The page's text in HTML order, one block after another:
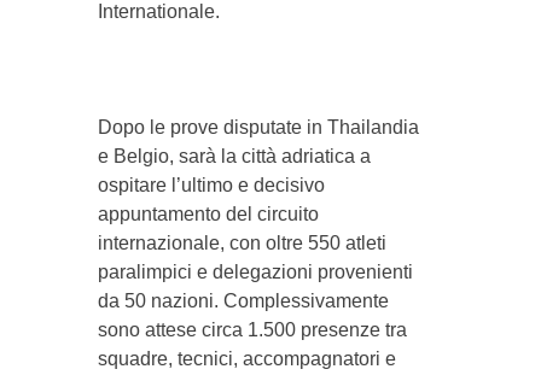
Internationale.
Dopo le prove disputate in Thailandia
e Belgio, sarà la città adriatica a
ospitare l’ultimo e decisivo
appuntamento del circuito
internazionale, con oltre 550 atleti
paralimpici e delegazioni provenienti
da 50 nazioni. Complessivamente
sono attese circa 1.500 presenze tra
squadre, tecnici, accompagnatori e